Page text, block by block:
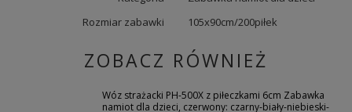
Rozmiar zabawki
105x90cm/200piłek
ZOBACZ RÓWNIEŻ
Wóz strażacki PH-500X z piłeczkami 6cm Zabawka
namiot dla dzieci, czerwony: czarny-biały-niebieski-